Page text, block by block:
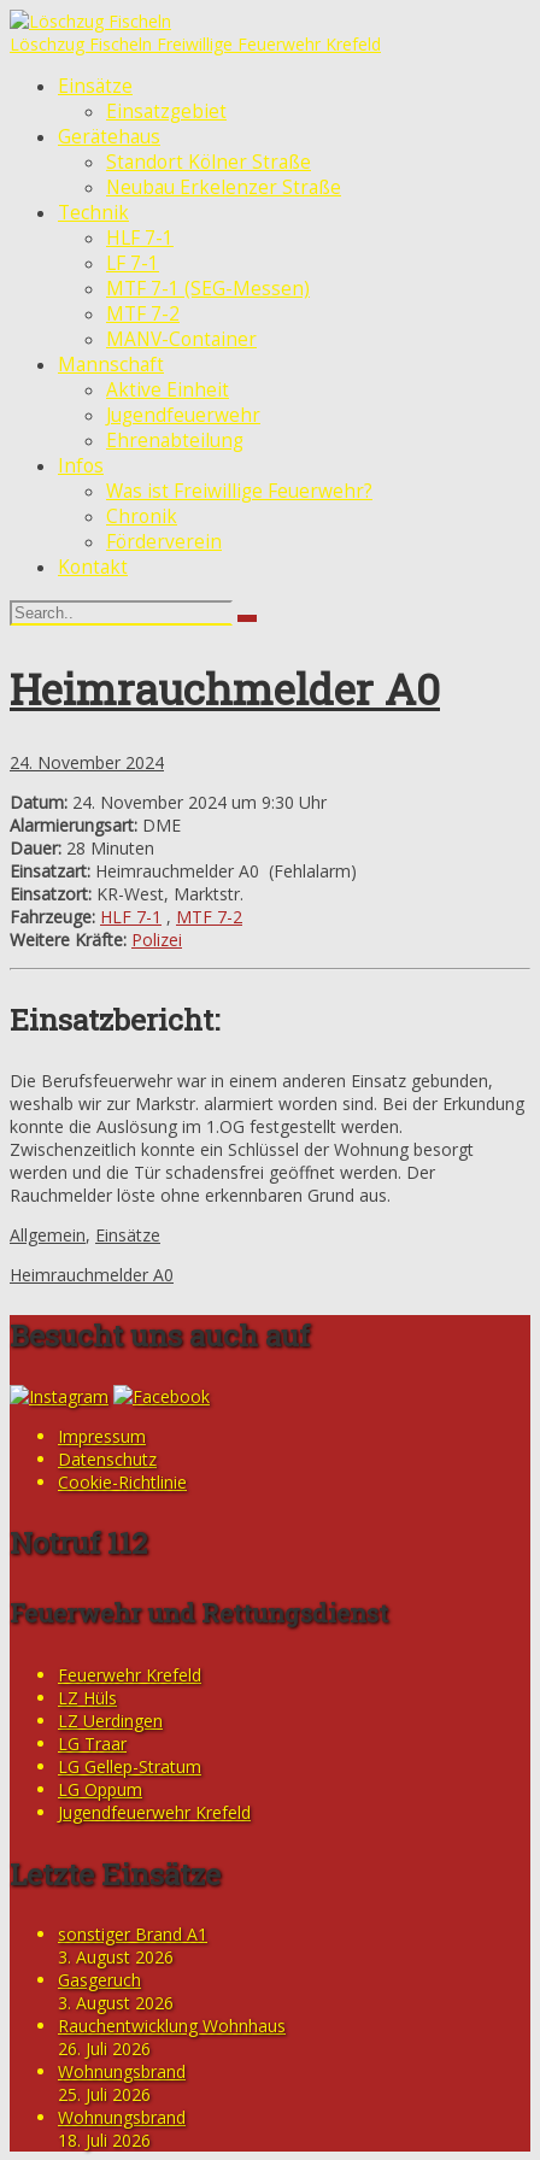
Löschzug Fischeln Freiwillige Feuerwehr Krefeld
Einsätze
Einsatzgebiet
Gerätehaus
Standort Kölner Straße
Neubau Erkelenzer Straße
Technik
HLF 7-1
LF 7-1
MTF 7-1 (SEG-Messen)
MTF 7-2
MANV-Container
Mannschaft
Aktive Einheit
Jugendfeuerwehr
Ehrenabteilung
Infos
Was ist Freiwillige Feuerwehr?
Chronik
Förderverein
Kontakt
Heimrauchmelder A0
24. November 2024
Datum: 24. November 2024 um 9:30 Uhr
Alarmierungsart: DME
Dauer: 28 Minuten
Einsatzart: Heimrauchmelder A0 (Fehlalarm)
Einsatzort: KR-West, Marktstr.
Fahrzeuge: HLF 7-1 , MTF 7-2
Weitere Kräfte: Polizei
Einsatzbericht:
Die Berufsfeuerwehr war in einem anderen Einsatz gebunden,
weshalb wir zur Markstr. alarmiert worden sind. Bei der Erkundung
konnte die Auslösung im 1.OG festgestellt werden.
Zwischenzeitlich konnte ein Schlüssel der Wohnung besorgt
werden und die Tür schadensfrei geöffnet werden. Der
Rauchmelder löste ohne erkennbaren Grund aus.
Allgemein, Einsätze
Heimrauchmelder A0
Besucht uns auch auf
Impressum
Datenschutz
Cookie-Richtlinie
Notruf 112
Feuerwehr und Rettungsdienst
Feuerwehr Krefeld
LZ Hüls
LZ Uerdingen
LG Traar
LG Gellep-Stratum
LG Oppum
Jugendfeuerwehr Krefeld
Letzte Einsätze
sonstiger Brand A1
3. August 2026
Gasgeruch
3. August 2026
Rauchentwicklung Wohnhaus
26. Juli 2026
Wohnungsbrand
25. Juli 2026
Wohnungsbrand
18. Juli 2026